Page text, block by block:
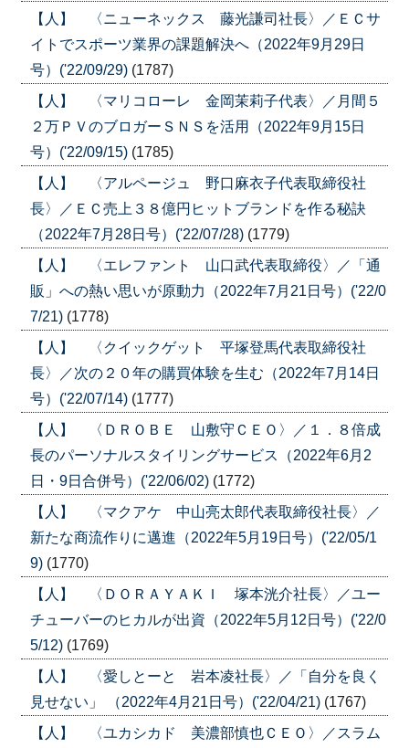
【人】 〈ニューネックス 藤光謙司社長〉／ＥＣサ
イトでスポーツ業界の課題解決へ（2022年9月29日
号）('22/09/29) (1787)
【人】 〈マリコローレ 金岡茉莉子代表〉／月間５
２万ＰＶのブロガーＳＮＳを活用（2022年9月15日
号）('22/09/15) (1785)
【人】 〈アルページュ 野口麻衣子代表取締役社
長〉／ＥＣ売上３８億円ヒットブランドを作る秘訣
（2022年7月28日号）('22/07/28) (1779)
【人】 〈エレファント 山口武代表取締役〉／「通
販」への熱い思いが原動力（2022年7月21日号）('22/0
7/21) (1778)
【人】 〈クイックゲット 平塚登馬代表取締役社
長〉／次の２０年の購買体験を生む（2022年7月14日
号）('22/07/14) (1777)
【人】 〈ＤＲＯＢＥ 山敷守ＣＥＯ〉／１．８倍成
長のパーソナルスタイリングサービス（2022年6月2
日・9日合併号）('22/06/02) (1772)
【人】 〈マクアケ 中山亮太郎代表取締役社長〉／
新たな商流作りに邁進（2022年5月19日号）('22/05/1
9) (1770)
【人】 〈ＤＯＲＡＹＡＫＩ 塚本洸介社長〉／ユー
チューバーのヒカルが出資（2022年5月12日号）('22/0
5/12) (1769)
【人】 〈愛しとーと 岩本凌社長〉／「自分を良く
見せない」 （2022年4月21日号）('22/04/21) (1767)
【人】 〈ユカシカド 美濃部慎也ＣＥＯ〉／スラム